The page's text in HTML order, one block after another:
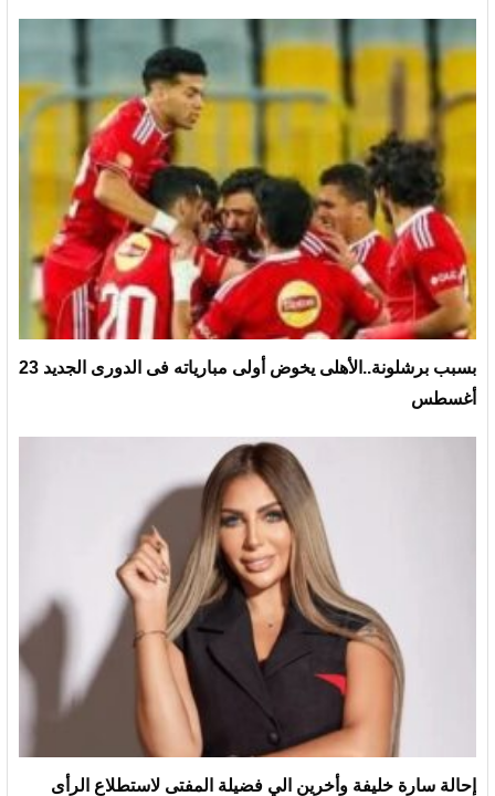
بسبب برشلونة..الأهلى يخوض أولى مبارياته فى الدورى الجديد 23
أغسطس
إحالة سارة خليفة وأخرين الي فضيلة المفتى لاستطلاع الرأى